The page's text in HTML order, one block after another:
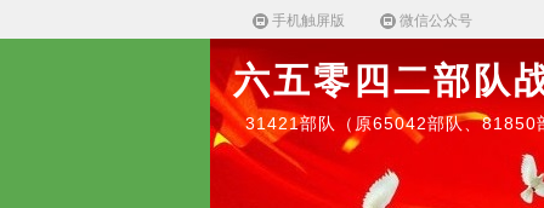
手机触屏版 微信公众号
六五零四二部队
31421部队（原65042部队、81850